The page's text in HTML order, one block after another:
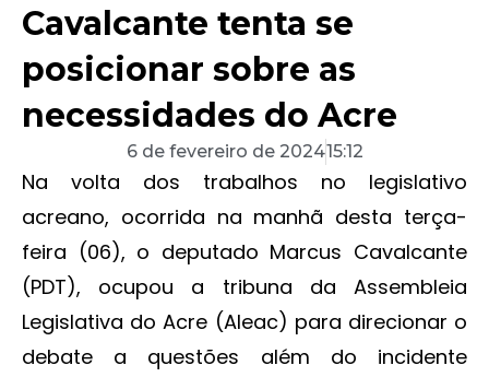
Cavalcante tenta se
posicionar sobre as
necessidades do Acre
6 de fevereiro de 202415:12
Na volta dos trabalhos no legislativo
acreano, ocorrida na manhã desta terça-
feira (06), o deputado Marcus Cavalcante
(PDT), ocupou a tribuna da Assembleia
Legislativa do Acre (Aleac) para direcionar o
debate a questões além do incidente